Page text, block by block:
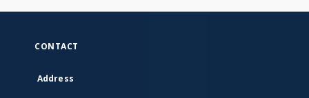
CONTACT
Address